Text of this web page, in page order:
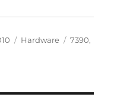
Kategorien
Hardware 7390,